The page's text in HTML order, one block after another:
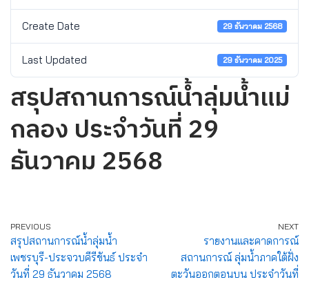
Create Date 29 ธันวาคม 2568
Last Updated 29 ธันวาคม 2025
สรุปสถานการณ์น้ำลุ่มน้ำแม่
กลอง ประจำวันที่ 29
ธันวาคม 2568
PREVIOUS
สรุปสถานการณ์น้ำลุ่มน้ำ
เพชรบุรี-ประจวบคีรีขันธ์ ประจำ
วันที่ 29 ธันวาคม 2568
NEXT
รายงานและคาดการณ์
สถานการณ์ ลุ่มน้ำภาคใต้ฝั่ง
ตะวันออกตอนบน ประจำวันที่